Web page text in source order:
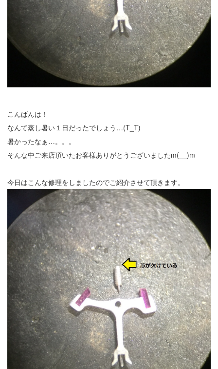
こんばんは！
なんて蒸し暑い１日だったでしょう…(T_T)
暑かったなぁ…。。。
そんな中ご来店頂いたお客様ありがとうございましたm(__)m
今日はこんな修理をしましたのでご紹介させて頂きます。